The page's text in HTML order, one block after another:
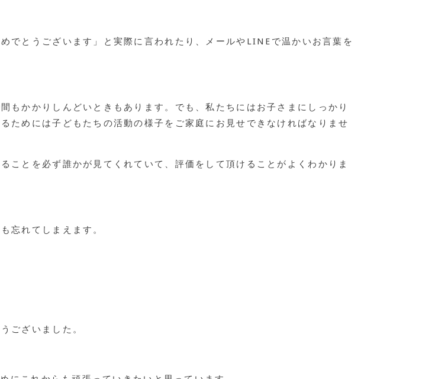
でとうございます」と実際に言われたり、メールやLINEで温かいお言葉を
もかかりしんどいときもあります。でも、私たちにはお子さまにしっかり
ためには子どもたちの活動の様子をご家庭にお見せできなければなりませ
ことを必ず誰かが見てくれていて、評価をして頂けることがよくわかりま
忘れてしまえます。
ございました。